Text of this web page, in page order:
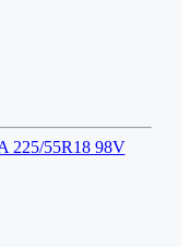
225/55R18 98V